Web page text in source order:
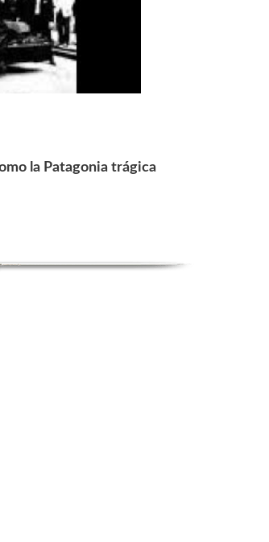
la Patagonia trágica
de
Caleta
Olivia